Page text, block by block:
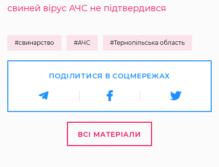
свиней вірус АЧС не підтвердився
#свинарство #АЧС #Тернопільська область
ПОДІЛИТИСЯ В СОЦМЕРЕЖАХ
ВСІ МАТЕРІАЛИ